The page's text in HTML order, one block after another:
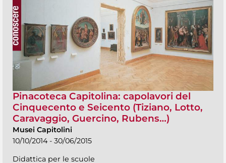
Pinacoteca Capitolina: capolavori del
Cinquecento e Seicento (Tiziano, Lotto,
Caravaggio, Guercino, Rubens…)
Musei Capitolini
10/10/2014 - 30/06/2015
Didattica per le scuole